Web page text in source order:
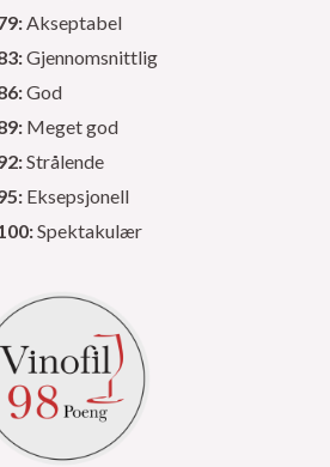
Akseptabel
Gjennomsnittlig
God
Meget god
Strålende
Eksepsjonell
Spektakulær